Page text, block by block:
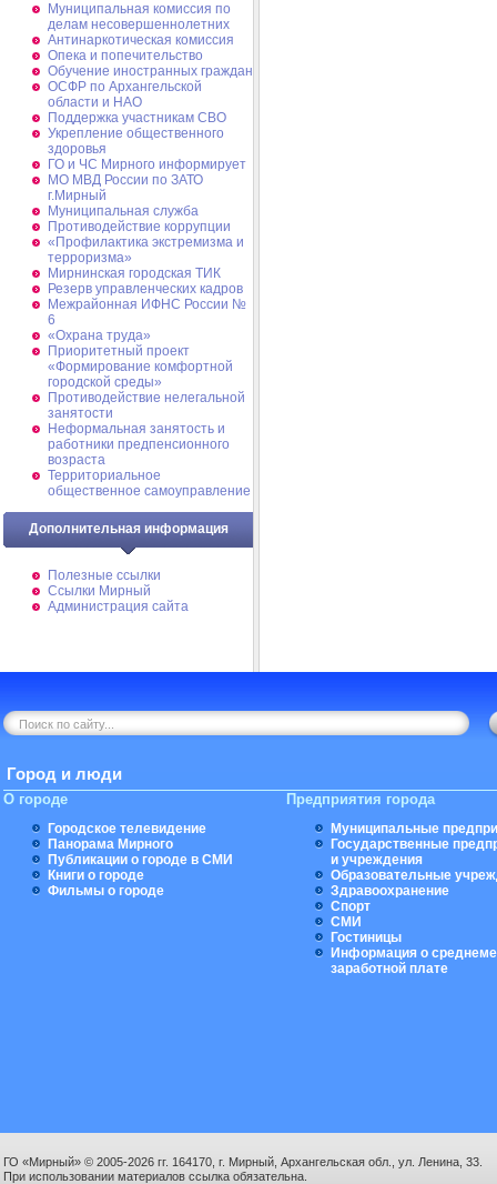
Муниципальная комиссия по
делам несовершеннолетних
Антинаркотическая комиссия
Опека и попечительство
Обучение иностранных граждан
ОСФР по Архангельской
области и НАО
Поддержка участникам СВО
Укрепление общественного
здоровья
ГО и ЧС Мирного информирует
МО МВД России по ЗАТО
г.Мирный
Муниципальная cлужба
Противодействие коррупции
«Профилактика экстремизма и
терроризма»
Мирнинская городская ТИК
Резерв управленческих кадров
Межрайонная ИФНС России №
6
«Охрана труда»
Приоритетный проект
«Формирование комфортной
городской среды»
Противодействие нелегальной
занятости
Неформальная занятость и
работники предпенсионного
возраста
Территориальное
общественное самоуправление
Дополнительная информация
Полезные ссылки
Ссылки Мирный
Администрация сайта
Город и люди
О городе
Городское телевидение
Панорама Мирного
Публикации о городе в СМИ
Книги о городе
Фильмы о городе
Предприятия города
Муниципальные
Государственные
и учреждения
Образовательные
Здравоохранение
Спорт
СМИ
Гостиницы
Информация о
заработной плате
ГО «Мирный» © 2005-2026 гг. 164170, г. Мирный, Архангельская обл., ул. Ленина, 33.
При использовании материалов ссылка обязательна.